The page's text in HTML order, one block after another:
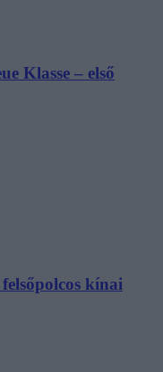
Klasse – első
kínai